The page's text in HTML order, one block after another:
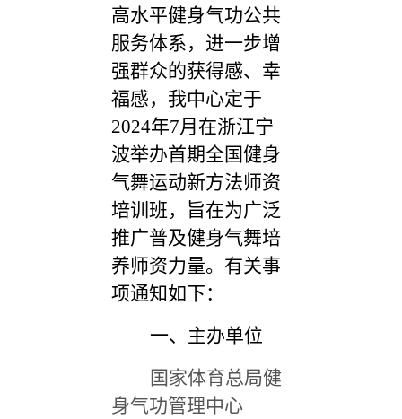
高水平健身气功公共
服务体系，进一步增
强群众的获得感、幸
福感，我中心定于
2024年7月在浙江宁
波举办首期全国健身
气舞运动新方法师资
培训班，旨在为广泛
推广普及健身气舞培
养师资力量。有关事
项通知如下：
一、主办单位
国家体育总局健
身气功管理中心